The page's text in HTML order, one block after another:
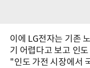
이에 LG전자는 기존
기 어렵다고 보고 인
"인도 가전 시장에서